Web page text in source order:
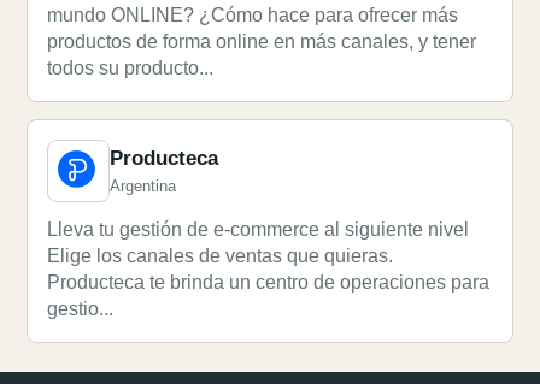
mundo ONLINE? ¿Cómo hace para ofrecer más
productos de forma online en más canales, y tener
todos su producto...
Producteca
Argentina
Lleva tu gestión de e-commerce al siguiente nivel
Elige los canales de ventas que quieras.
Producteca te brinda un centro de operaciones para
gestio...